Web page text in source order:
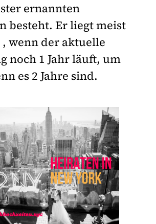
ernannten
besteht. Er liegt meist
wenn der aktuelle
noch 1 Jahr läuft, um
es 2 Jahre sind.